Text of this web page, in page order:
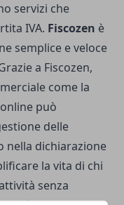
servizi che
IVA. Fiscozen è
semplice e veloce
a Fiscozen,
come la
può
delle
nella dichiarazione
la vita di chi
senza